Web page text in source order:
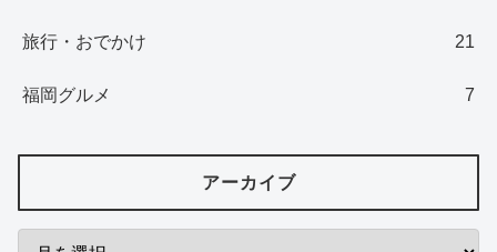
旅行・おでかけ 21
福岡グルメ 7
アーカイブ